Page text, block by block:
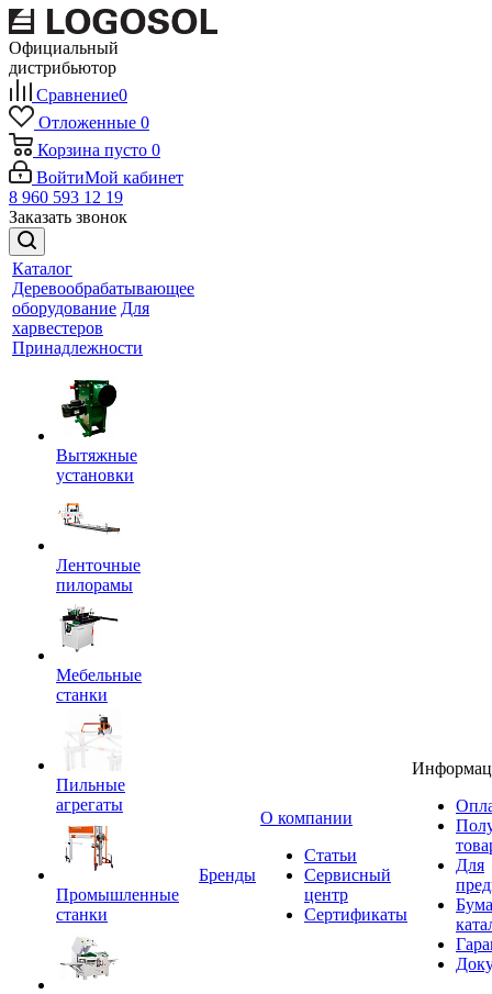
Официальный
дистрибьютор
Сравнение0
Отложенные 0
Корзина пусто 0
ВойтиМой кабинет
8 960 593 12 19
Заказать звонок
Каталог
Деревообрабатывающее
оборудование Для
харвестеров
Принадлежности
Вытяжные
установки
Ленточные
пилорамы
Мебельные
станки
Пильные
агрегаты
Промышленные
станки
Бренды
O компании
Статьи
Сервисный
центр
Сертификаты
Для